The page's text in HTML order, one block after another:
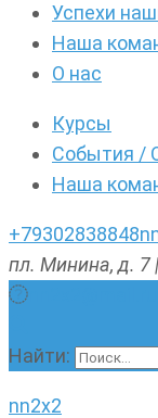
Успехи
Наша
О нас
Курсы
События /
Наша
+79302838848
пл. Минина, д. 7
Найти:
nn2x2